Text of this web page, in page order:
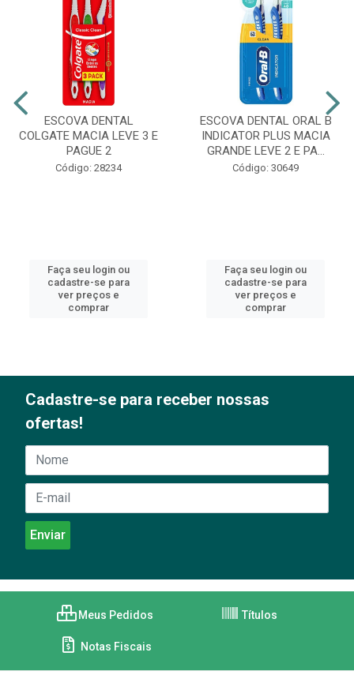
ESCOVA DENTAL
COLGATE MACIA LEVE 3 E
PAGUE 2
Código: 28234
Faça seu login ou
cadastre-se para
ver preços e
comprar
ESCOVA DENTAL ORAL B
INDICATOR PLUS MACIA
GRANDE LEVE 2 E PA...
Código: 30649
Faça seu login ou
cadastre-se para
ver preços e
comprar
Cadastre-se para receber nossas
ofertas!
Meus Pedidos Títulos
Notas Fiscais